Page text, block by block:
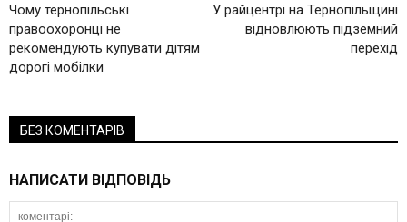
Чому тернопільські
правоохоронці не
рекомендують купувати дітям
дорогі мобілки
У райцентрі на Тернопільщині
відновлюють підземний
перехід
БЕЗ КОМЕНТАРІВ
НАПИСАТИ ВІДПОВІДЬ